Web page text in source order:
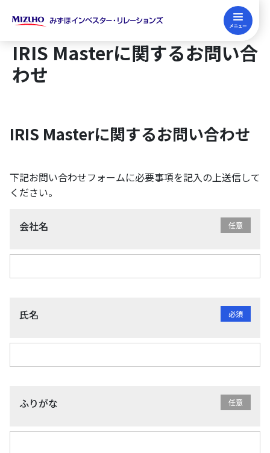
English
IRセミナー申込み FP継続教育 IRIS Master
企業向けサービス
みずほIR主催セミナー
IRコンサルティング
投資家向けサービス
投資家向けサービス
今後の個人セミナー開催予定
FP・金融教育サービス
金融機関向け研修
みずほIRについて
経営理念
セミナー会場のご紹介
IRIS Masterに関するお問い合
わせ
IRIS Masterに関するお問い合わせ
下記お問い合わせフォームに必要事項を記入の上送信して
ください。
会社名
氏名
ふりがな